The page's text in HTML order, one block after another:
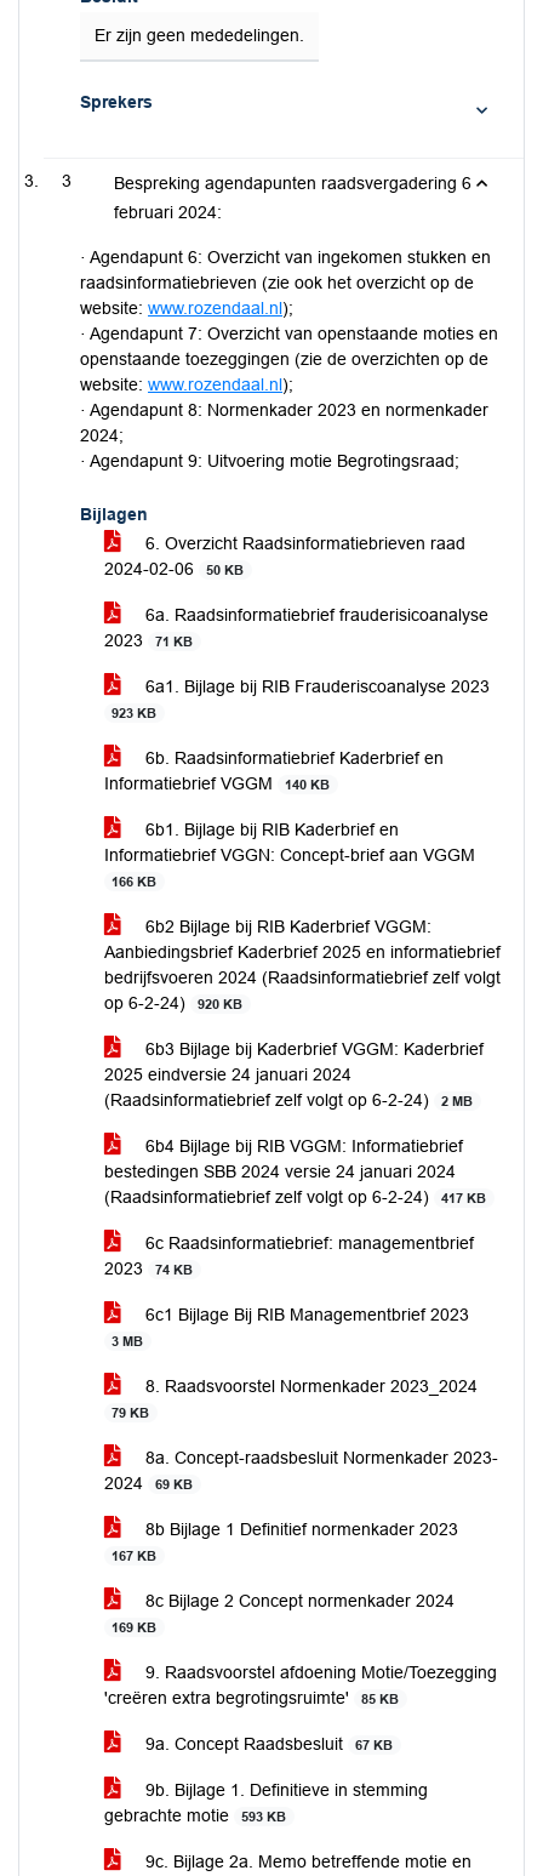
Er zijn geen mededelingen.
Sprekers
3
Bespreking agendapunten raadsvergadering 6
februari 2024:
· Agendapunt 6: Overzicht van ingekomen stukken en
raadsinformatiebrieven (zie ook het overzicht op de
website: www.rozendaal.nl);
· Agendapunt 7: Overzicht van openstaande moties en
openstaande toezeggingen (zie de overzichten op de
website: www.rozendaal.nl);
· Agendapunt 8: Normenkader 2023 en normenkader
2024;
· Agendapunt 9: Uitvoering motie Begrotingsraad;
Bijlagen
6. Overzicht Raadsinformatiebrieven raad
2024-02-06
50 KB
6a. Raadsinformatiebrief frauderisicoanalyse
2023
71 KB
6a1. Bijlage bij RIB Frauderiscoanalyse 2023
923 KB
6b. Raadsinformatiebrief Kaderbrief en
Informatiebrief VGGM
140 KB
6b1. Bijlage bij RIB Kaderbrief en
Informatiebrief VGGN: Concept-brief aan VGGM
166 KB
6b2 Bijlage bij RIB Kaderbrief VGGM:
Aanbiedingsbrief Kaderbrief 2025 en informatiebrief
bedrijfsvoeren 2024 (Raadsinformatiebrief zelf volgt
op 6-2-24)
920 KB
6b3 Bijlage bij Kaderbrief VGGM: Kaderbrief
2025 eindversie 24 januari 2024
(Raadsinformatiebrief zelf volgt op 6-2-24)
2 MB
6b4 Bijlage bij RIB VGGM: Informatiebrief
bestedingen SBB 2024 versie 24 januari 2024
(Raadsinformatiebrief zelf volgt op 6-2-24)
417 KB
6c Raadsinformatiebrief: managementbrief
2023
74 KB
6c1 Bijlage Bij RIB Managementbrief 2023
3 MB
8. Raadsvoorstel Normenkader 2023_2024
79 KB
8a. Concept-raadsbesluit Normenkader 2023-
2024
69 KB
8b Bijlage 1 Definitief normenkader 2023
167 KB
8c Bijlage 2 Concept normenkader 2024
169 KB
9. Raadsvoorstel afdoening Motie/Toezegging
'creëren extra begrotingsruimte'
85 KB
9a. Concept Raadsbesluit 67 KB
9b. Bijlage 1. Definitieve in stemming
gebrachte motie
593 KB
9c. Bijlage 2a. Memo betreffende motie en